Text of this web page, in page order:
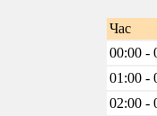
Час
00:00 -
01:00 -
02:00 -